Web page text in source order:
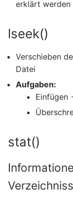
erklärt werden
lseek()
Verschieben
Datei
Aufgaben:
Einfügen
stat()